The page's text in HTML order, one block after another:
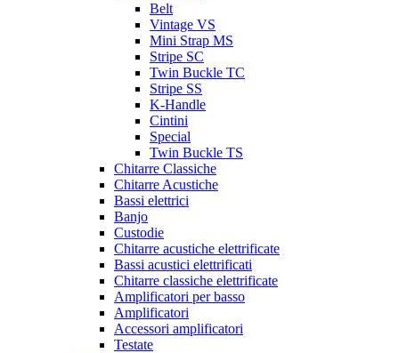
Belt
Vintage VS
Mini Strap MS
Stripe SC
Twin Buckle TC
Stripe SS
K-Handle
Cintini
Special
Twin Buckle TS
Chitarre Classiche
Chitarre Acustiche
Bassi elettrici
Banjo
Custodie
Chitarre acustiche elettrificate
Bassi acustici elettrificati
Chitarre classiche elettrificate
Amplificatori per basso
Amplificatori
Accessori amplificatori
Testate